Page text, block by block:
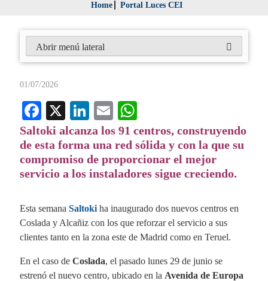
Home Portal Luces CEI
01/07/2026
Fa
ce
bo
ok
X
Li
nk
ed
In
E
m
ail
ha
ts
A
Saltoki alcanza los 91 centros, construyendo
de esta forma una red sólida y con la que su
compromiso de proporcionar el mejor
servicio a los instaladores sigue creciendo.
Esta semana Saltoki ha inaugurado dos nuevos centros en
Coslada y Alcañiz con los que reforzar el servicio a sus
clientes tanto en la zona este de Madrid como en Teruel.
En el caso de Coslada, el pasado lunes 29 de junio se
estrenó el nuevo centro, ubicado en la Avenida de Europa
Abrir menú lateral